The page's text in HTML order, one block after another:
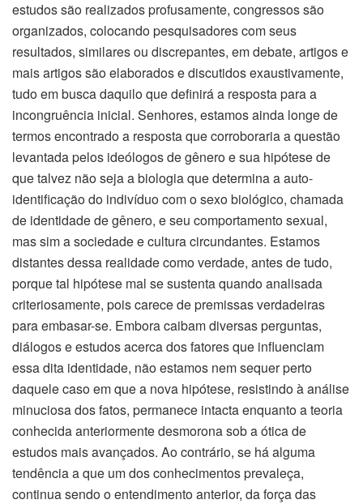
estudos são realizados profusamente, congressos são
organizados, colocando pesquisadores com seus
resultados, similares ou discrepantes, em debate, artigos e
mais artigos são elaborados e discutidos exaustivamente,
tudo em busca daquilo que definirá a resposta para a
incongruência inicial. Senhores, estamos ainda longe de
termos encontrado a resposta que corroboraria a questão
levantada pelos ideólogos de gênero e sua hipótese de
que talvez não seja a biologia que determina a auto-
identificação do indivíduo com o sexo biológico, chamada
de identidade de gênero, e seu comportamento sexual,
mas sim a sociedade e cultura circundantes. Estamos
distantes dessa realidade como verdade, antes de tudo,
porque tal hipótese mal se sustenta quando analisada
criteriosamente, pois carece de premissas verdadeiras
para embasar-se. Embora caibam diversas perguntas,
diálogos e estudos acerca dos fatores que influenciam
essa dita identidade, não estamos nem sequer perto
daquele caso em que a nova hipótese, resistindo à análise
minuciosa dos fatos, permanece intacta enquanto a teoria
conhecida anteriormente desmorona sob a ótica de
estudos mais avançados. Ao contrário, se há alguma
tendência a que um dos conhecimentos prevaleça,
continua sendo o entendimento anterior, da força das